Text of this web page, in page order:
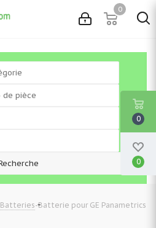
0
Batteries-Batterie pour GE Panametrics
0
0